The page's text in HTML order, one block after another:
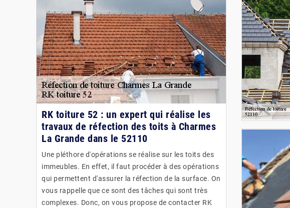
RK toiture 52 : un expert qui réalise les
travaux de réfection des toits à Charmes
La Grande dans le 52110
Une pléthore d'opérations se réalise sur les toits des
immeubles. En effet, il faut procéder à des opérations
qui permettent d'assurer la réfection de la surface. On
vous rappelle que ce sont des tâches qui sont très
complexes. Donc, on vous propose de contacter RK